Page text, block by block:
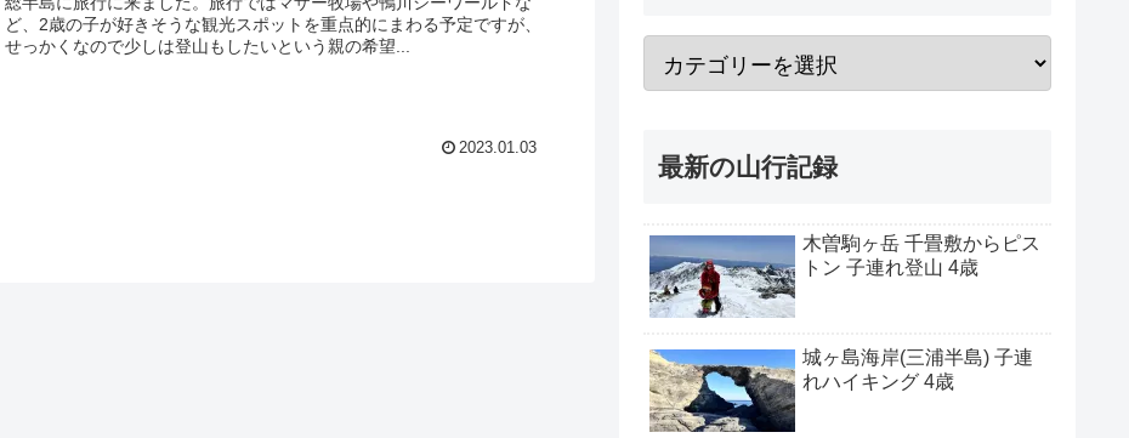
ど、2歳の子が好きそうな観光スポットを重点的にまわる予定ですが、
せっかくなので少しは登山もしたいという親の希望...
2023.01.03
最新の山行記録
木曽駒ヶ岳 千畳敷からピス
トン 子連れ登山 4歳
城ヶ島海岸(三浦半島) 子連
れハイキング 4歳